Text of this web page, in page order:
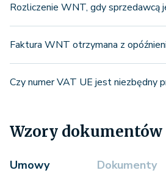
Rozliczenie WNT, gdy sprzedawcą
Faktura WNT otrzymana z
Czy numer VAT UE jest niezbędny
Wzory dokumentów
Umowy Dokumenty